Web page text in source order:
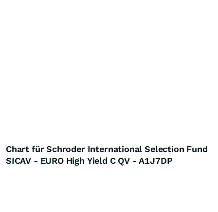
Chart für Schroder International Selection Fund
SICAV - EURO High Yield C QV - A1J7DP